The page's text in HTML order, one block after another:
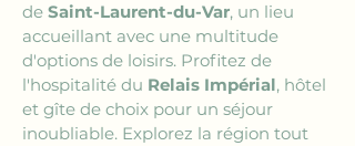
de Saint-Laurent-du-Var, un lieu
accueillant avec une multitude
d'options de loisirs. Profitez de
l'hospitalité du Relais Impérial, hôtel
et gîte de choix pour un séjour
inoubliable. Explorez la région tout